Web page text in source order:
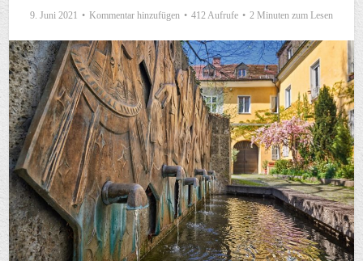
9. Juni 2021 Kommentar hinzufügen 412 Aufrufe 2 Minuten zum Lesen